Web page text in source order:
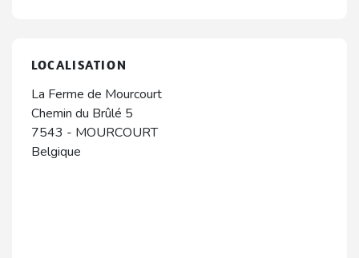
LOCALISATION
La Ferme de Mourcourt
Chemin du Brûlé 5
7543 - MOURCOURT
Belgique